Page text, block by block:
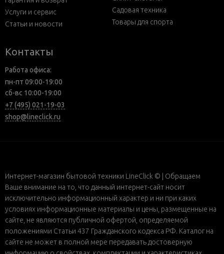
Услуги и сервис
Статьи и новости
Садовая техника
Товары для спорта
Контакты
Работа офиса:
пн-пт 09:00-19:00
сб-вс 10:00-19:00
+7 (495) 021-19-03
shop@lineclick.ru
Интернет-магазин бытовой техники LineClick © | Обращаем
Ваше внимание на то, что данный интернет-сайт носит
исключительно информационный характер и ни при каких
условиях информационные материалы и цены, размещенные на
сайте, не являются публичной офертой, определяемой
положениями Статьи 437 Гражданского кодекса РФ. Каталог на
сайте не может в полной мере передавать достоверную